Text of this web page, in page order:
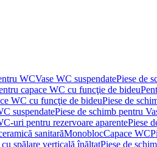
WCVase WC suspendatePiese de
capace WC cu funcţie de bideu
WC cu funcţie de bideuPiese de
suspendatePiese de schimb pentru
uri pentru rezervoare aparentePiese
sanitarăMonoblocCapace WC
spălare verticală înălţatPiese de